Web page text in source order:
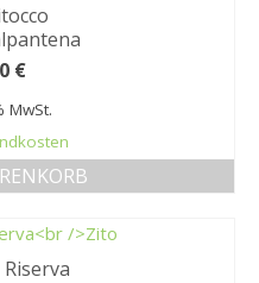
€
MwSt.